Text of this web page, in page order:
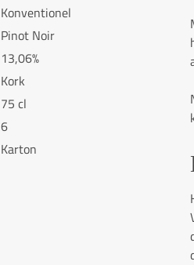
Konventionel
Pinot Noir
13,06%
Kork
75 cl
6
Karton